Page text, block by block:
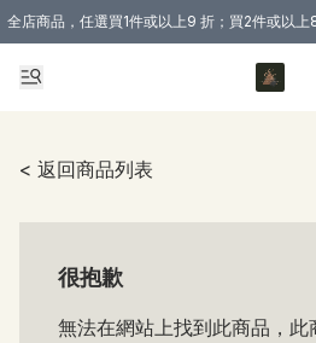
全店商品，任選買1件或以上9 折；買2件或以
購買 3 件商品或以上即享免運費優惠！（適用於
< 返回商品列表
很抱歉
無法在網站上找到此商品，此